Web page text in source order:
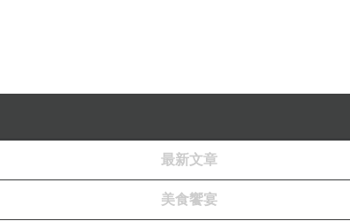
最新文章
美食饗宴